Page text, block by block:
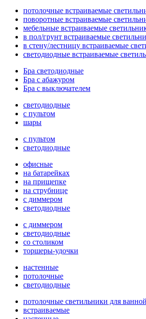
потолочные встраиваемые
поворотные встраиваемые
мебельные встраиваемые
в пол/грунт встраиваемые
в стену/лестницу встраиваемые
светодиодные встраиваемые
Бра светодиодные
Бра с абажуром
Бра с выключателем
светодиодные
с пультом
шары
с пультом
светодиодные
офисные
на батарейках
на прищепке
на струбнице
с диммером
светодиодные
с диммером
светодиодные
со столиком
торшеры-удочки
настенные
потолочные
светодиодные
потолочные светильники для ванной
встраиваемые